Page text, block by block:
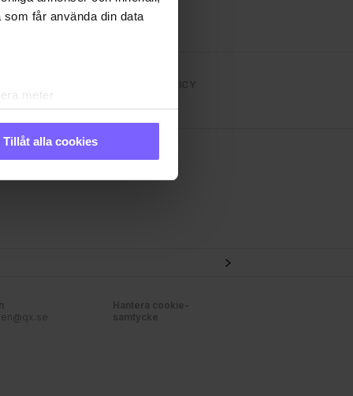
får använda din data
meter
. Du kan ändra
information från din enhet
Tillåt alla cookies
INTEGRITETSPOLICY
Hantera cookie-
samtycke